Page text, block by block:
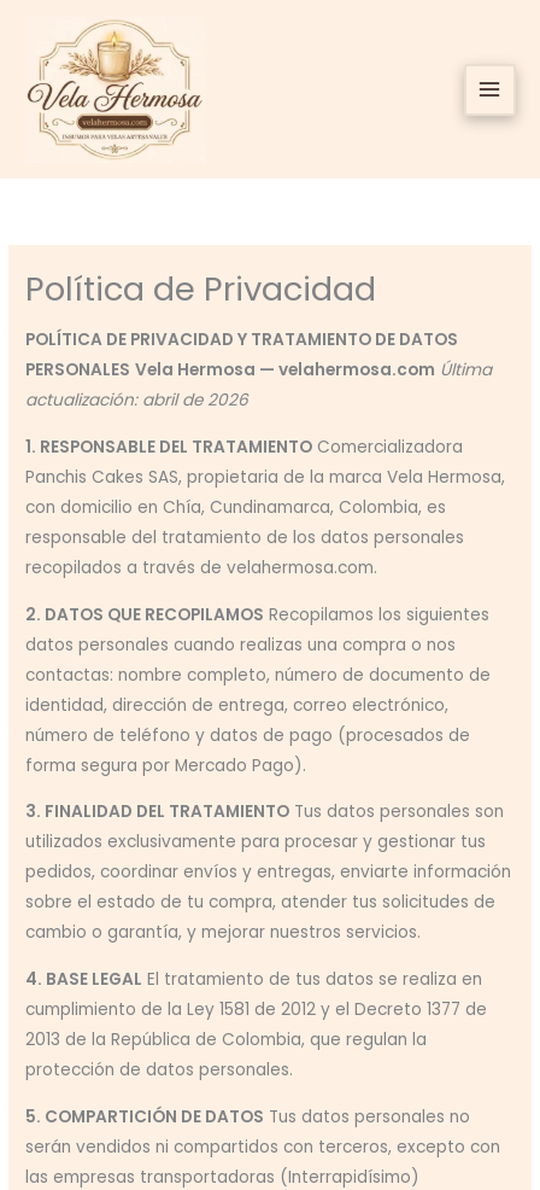
contenido
Política de Privacidad
POLÍTICA DE PRIVACIDAD Y TRATAMIENTO DE DATOS
PERSONALES Vela Hermosa — velahermosa.com Última
actualización: abril de 2026
1. RESPONSABLE DEL TRATAMIENTO Comercializadora
Panchis Cakes SAS, propietaria de la marca Vela Hermosa,
con domicilio en Chía, Cundinamarca, Colombia, es
responsable del tratamiento de los datos personales
recopilados a través de velahermosa.com.
2. DATOS QUE RECOPILAMOS Recopilamos los siguientes
datos personales cuando realizas una compra o nos
contactas: nombre completo, número de documento de
identidad, dirección de entrega, correo electrónico,
número de teléfono y datos de pago (procesados de
forma segura por Mercado Pago).
3. FINALIDAD DEL TRATAMIENTO Tus datos personales son
utilizados exclusivamente para procesar y gestionar tus
pedidos, coordinar envíos y entregas, enviarte información
sobre el estado de tu compra, atender tus solicitudes de
cambio o garantía, y mejorar nuestros servicios.
4. BASE LEGAL El tratamiento de tus datos se realiza en
cumplimiento de la Ley 1581 de 2012 y el Decreto 1377 de
2013 de la República de Colombia, que regulan la
protección de datos personales.
5. COMPARTICIÓN DE DATOS Tus datos personales no
serán vendidos ni compartidos con terceros, excepto con
las empresas transportadoras (Interrapidísimo)